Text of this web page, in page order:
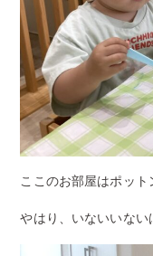
ここのお部屋はポット
やはり、いないいない